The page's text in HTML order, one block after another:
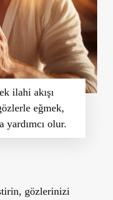
ilahi akışı
eğmek,
yardımcı olur.
gözlerinizi